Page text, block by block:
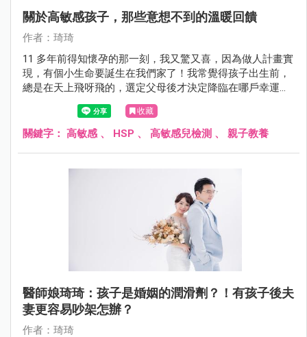
關於高敏感孩子，那些意想不到的溫暖回饋
作者：琦琦
11 多年前得知懷孕的那一刻，我又驚又喜，因為做人計畫實
現，有個小生命要誕生在我們家了！我常覺得孩子出生前，
總是在天上飛呀飛的，選定父母後才決定降臨在哪戶幸運的
人家，而在 11 年前，小包出生了。
收藏
關鍵字： 高敏感 、 HSP 、 高敏感兒檢測 、 親子教養
醫師娘琦琦：孩子是婚姻的潤滑劑？！有孩子後夫
妻更容易吵架怎辦？
作者：琦琦